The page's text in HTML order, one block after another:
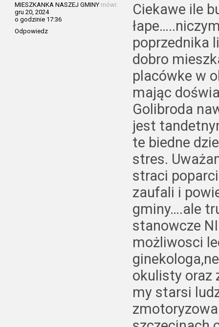
MIESZKANKA NASZEJ GMINY mówi:
gru 20, 2024
o godzinie 17:36
Odpowiedz
Ciekawe ile
poprzednika
dobro
placówke w
mając
Golibroda
jest
te biedne
stres.
straci
zaufali i
gminy….ale
stanowcze
możliwosci
okulisty oraz
my starsi